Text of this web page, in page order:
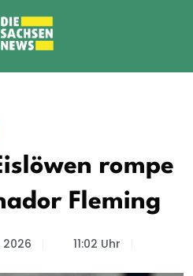
rompe
Fleming
2026 11:02 Uhr